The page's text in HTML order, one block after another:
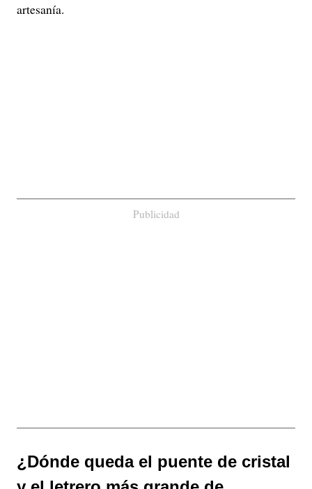
artesanía.
Publicidad
¿Dónde queda el puente de cristal